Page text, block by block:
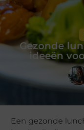
Gezonde
ideeën
Een gezonde